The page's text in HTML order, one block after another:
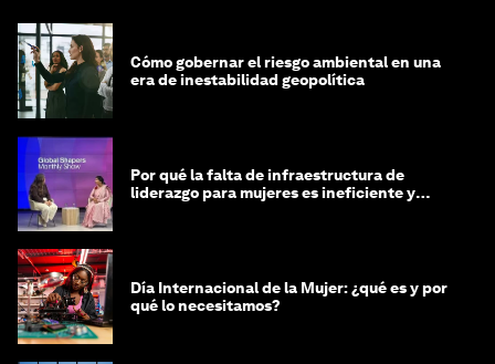
Cómo gobernar el riesgo ambiental en una
era de inestabilidad geopolítica
Por qué la falta de infraestructura de
liderazgo para mujeres es ineficiente y
Día Internacional de la Mujer: ¿qué es y por
qué lo necesitamos?